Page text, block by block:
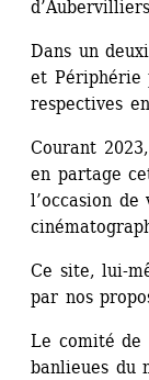
Dans un
et Périphérie
respectives
Courant
en partage
l’occasion
Ce site, lui-
par nos
Le comité de
banlieues du